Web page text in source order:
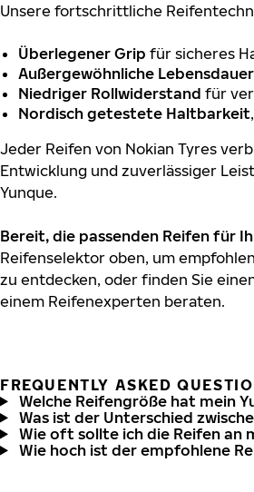
Unsere fortschrittliche
Überlegener Grip für sicheres
Außergewöhnliche Lebensdauer
Niedriger Rollwiderstand für
Nordisch getestete Haltbarkeit
Jeder Reifen von Nokian Tyres
Entwicklung und zuverlässiger
Yunque.
Bereit, die passenden Reifen für
Reifenselektor oben, um
zu entdecken, oder finden Sie
einem Reifenexperten beraten.
FREQUENTLY ASKED
Welche Reifengröße hat mein
Was ist der Unterschied
Wie oft sollte ich die Reifen an
Wie hoch ist der empfohlene